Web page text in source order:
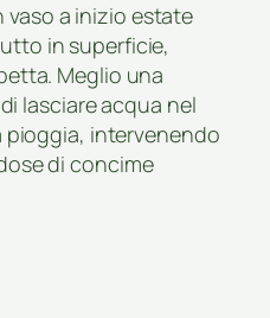
a inizio estate
in superficie,
Meglio una
lasciare acqua nel
pioggia, intervenendo
di concime